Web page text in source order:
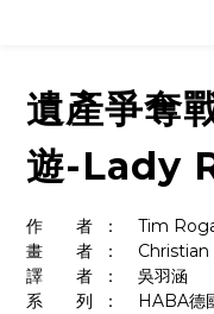
遺產爭奪
遊-Lady
作　　者	：    Tim
畫　　者	：
譯　　者	：    吳羽涵
系　　列	：